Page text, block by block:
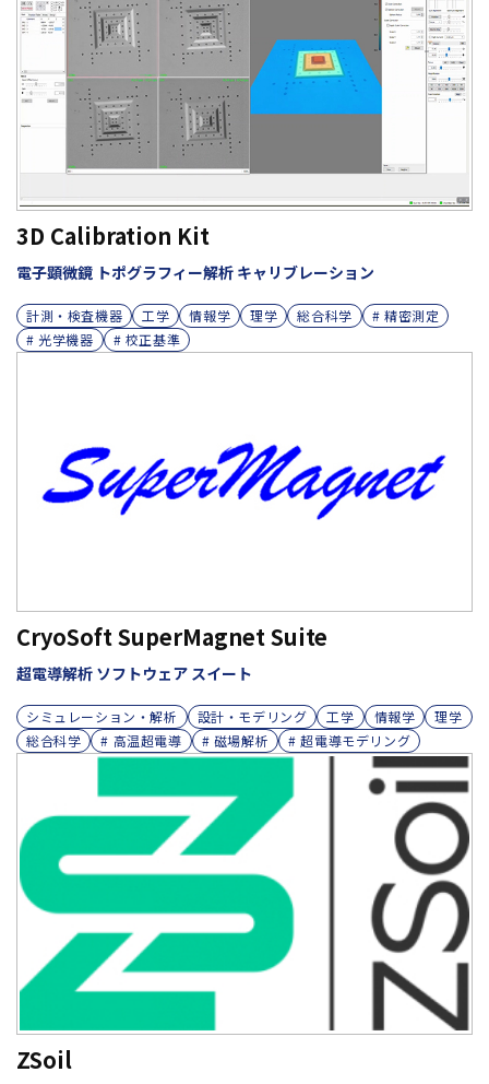
3D Calibration Kit
電子顕微鏡 トポグラフィー解析 キャリブレーション
計測・検査機器 工学 情報学 理学 総合科学
# 精密測定
# 光学機器
# 校正基準
CryoSoft SuperMagnet Suite
超電導解析 ソフトウェア スイート
シミュレーション・解析 設計・モデリング 工学 情報学
理学
総合科学
# 高温超電導 # 磁場解析 # 超電導モデリング
ZSoil